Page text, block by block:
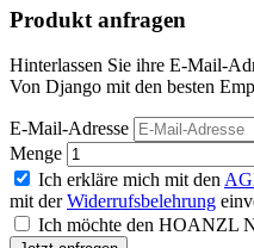
Produkt anfragen
Hinterlassen Sie ihre E-Mail-
Von Django mit den besten
E-Mail-Adresse
Menge
Ich erkläre mich mit den
mit derWiderrufsbelehrung
Ich möchte den HOANZL